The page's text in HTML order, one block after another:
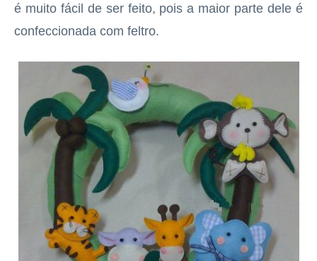
é muito fácil de ser feito, pois a maior parte dele é
confeccionada com feltro.